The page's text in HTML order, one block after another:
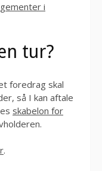
i
tur?
foredrag skal
så I kan aftale
skabelon for
.